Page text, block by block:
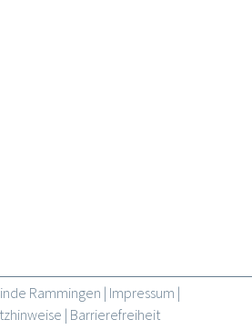
Rammingen | Impressum |
| Barrierefreiheit